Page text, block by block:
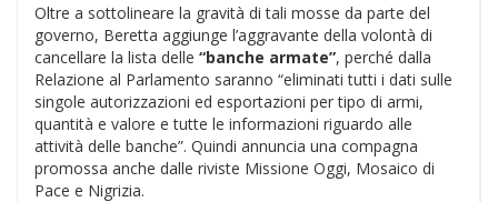
Oltre a sottolineare la gravità di tali mosse da parte del
governo, Beretta aggiunge l’aggravante della volontà di
cancellare la lista delle “banche armate”, perché dalla
Relazione al Parlamento saranno “eliminati tutti i dati sulle
singole autorizzazioni ed esportazioni per tipo di armi,
quantità e valore e tutte le informazioni riguardo alle
attività delle banche”. Quindi annuncia una compagna
promossa anche dalle riviste Missione Oggi, Mosaico di
Pace e Nigrizia.